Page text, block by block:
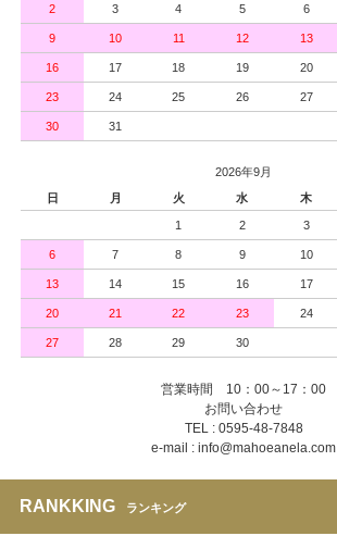
2 3 4 5 6
9 10 11 12 13
16 17 18 19 20
23 24 25 26 27
30 31
2026年9月
日
月 火 水 木
1 2 3
6 7 8 9 10
13 14 15 16 17
20 21 22 23 24
27 28 29 30
営業時間 10：00～17：00
お問い合わせ
TEL : 0595-48-7848
e-mail : info@mahoeanela.com
RANKKING ランキング